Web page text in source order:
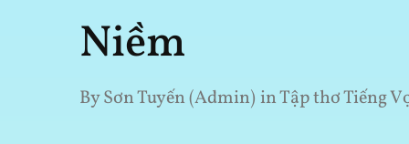
Niềm
BySơn Tuyến (Admin) inTập thơ Tiếng